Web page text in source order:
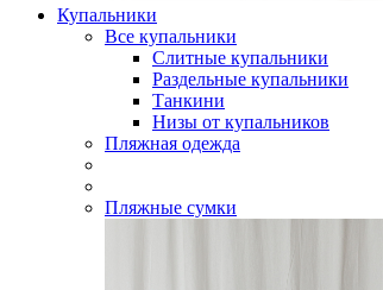
Купальники
Все купальники
Слитные купальники
Раздельные купальники
Танкини
Низы от купальников
Пляжная одежда
Пляжные сумки